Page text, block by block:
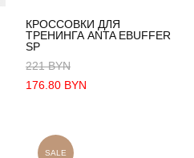
КРОССОВКИ ДЛЯ
ТРЕНИНГА ANTA EBUFFER
SP
221 BYN
176.80 BYN
SALE